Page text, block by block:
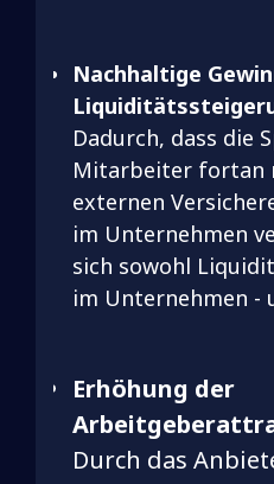
Nachhaltige
Dadurch, dass die
Mitarbeiter fortan
externen
im Unternehmen
sich sowohl
im Unternehmen -
Erhöhung der
Durch das